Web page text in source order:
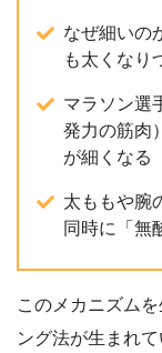
なぜ細いの
も太くなり
マラソン選
発力の筋肉
が細くなる
太ももや腕
同時に「無
このメカニズム
ング法が生まれて